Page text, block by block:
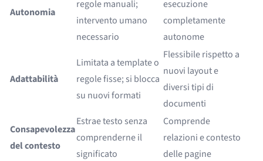
Autonomia
regole manuali;
intervento umano
necessario
esecuzione
completamente
autonome
Adattabilità
Limitata a template o
regole fisse; si blocca
su nuovi formati
Flessibile rispetto a
nuovi layout e
diversi tipi di
documenti
Consapevolezza
del contesto
Estrae testo senza
comprenderne il
significato
Comprende
relazioni e contesto
delle pagine